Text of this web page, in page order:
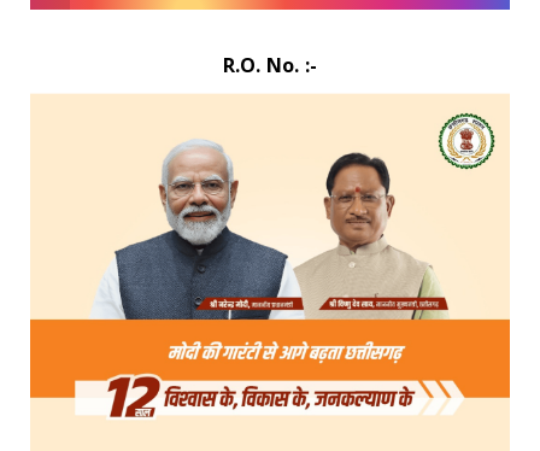
R.O. No. :-